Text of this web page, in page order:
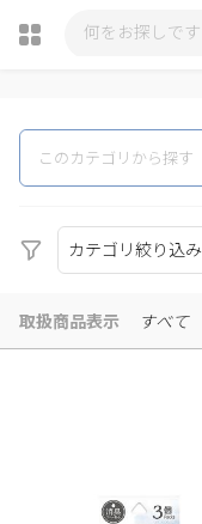
瓶詰
カテゴリ絞り込み
取扱商品表示 すべて